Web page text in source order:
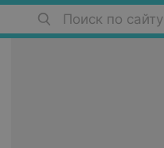
Поиск по сайту